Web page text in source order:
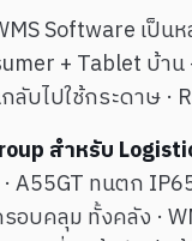
Software เป็น
+ Tablet บ้าน
บไปใช้กระดาษ ·
สำหรับ
A55GT ทนตก
อบคลุม ทั้งคลัง ·